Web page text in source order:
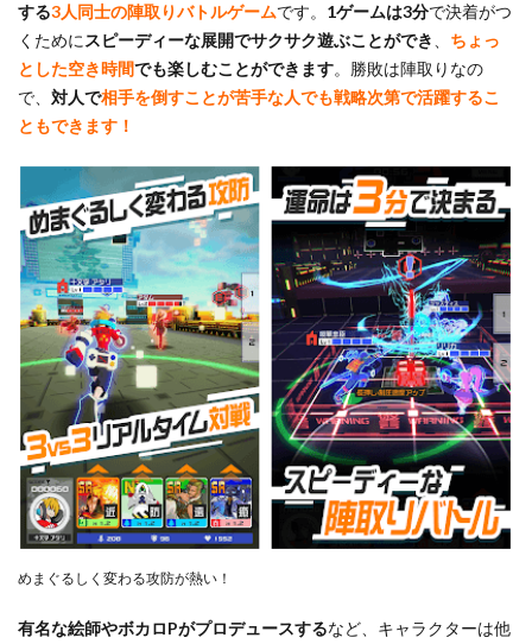
1.5
ハイ
ンド
ファ
2
まと
め
する3人同士の陣取りバトルゲームです。 1ゲームは3分で決着がつ
くために スピーディーな展開でサクサク遊ぶことができ
ちょっ
とした空き時間でも楽しむことができます。勝敗は陣取りなの
で、 対人で相手を倒すことが苦手な人でも戦略次第で活躍するこ
ともできます！
めまぐるしく変わる攻防が熱い！
有名な絵師やボカロPがプロデュースするなど、キャラクターは他